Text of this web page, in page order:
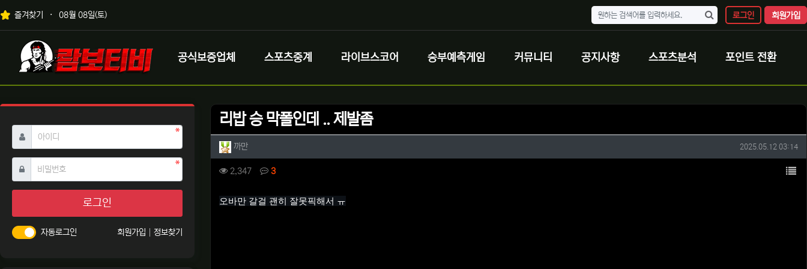
상단 네비
즐겨찾기 08월 08일(토) 로그인 회원가입
메인 메뉴
로고
공식보증업체 스포츠중계 라이브스코어 승부예측게임 커뮤니티 공지사항 스포츠분석 포인트 전환
리밥 승 막폴인데 .. 제발좀
작성자 정보
까만작성 작성일
2025.05.12 03:14
컨텐츠 정보
2,347조회 3댓글 목
본문
오바만 갈걸 괜히 잘못픽해서 ㅠ
아이디 필수
비밀번호필수
로그인
자동로그인 회원가입 정보찾기